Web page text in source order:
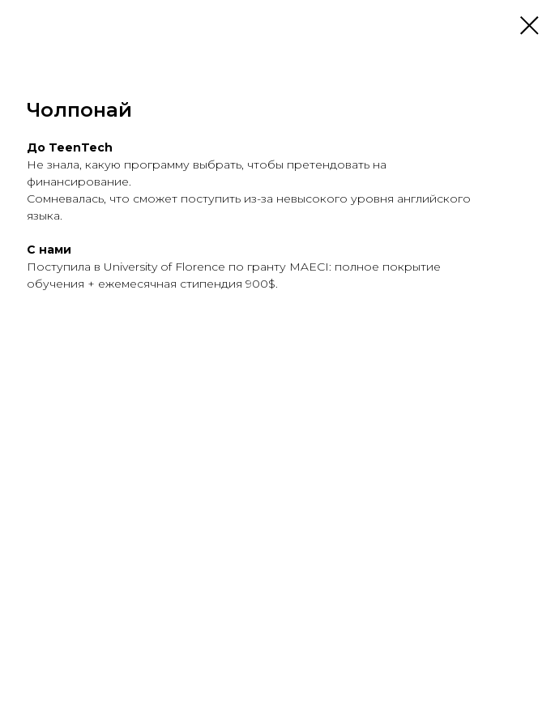
Чолпонай
До TeenTech
Не знала, какую программу выбрать, чтобы претендовать на
финансирование.
Сомневалась, что сможет поступить из-за невысокого уровня английского
языка.
C нами
Поступила в University of Florence по гранту MAECI: полное покрытие
обучения + ежемесячная стипендия 900$.